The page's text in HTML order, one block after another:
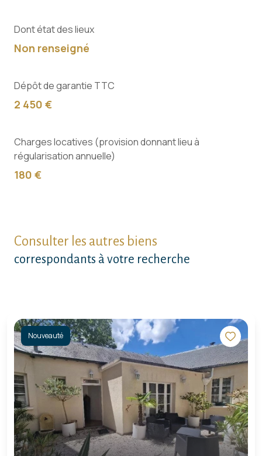
Dont état des lieux
Non renseigné
Dépôt de garantie TTC
2 450 €
Charges locatives (provision donnant lieu à
régularisation annuelle)
180 €
Consulter les autres biens
correspondants à votre recherche
Nouveauté